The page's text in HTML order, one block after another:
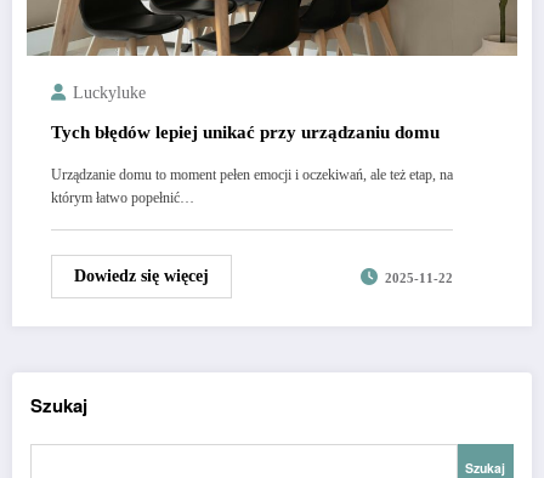
Luckyluke
Tych błędów lepiej unikać przy urządzaniu domu
Urządzanie domu to moment pełen emocji i oczekiwań, ale też etap, na
którym łatwo popełnić…
Dowiedz się więcej 2025-11-22
Szukaj
Szukaj